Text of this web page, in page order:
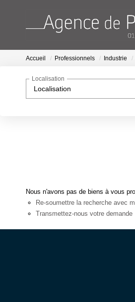
Accueil Professionnels Industrie
Localisation
Localisation
Nous n'avons pas de biens à vous
Re-soumettre la recherche avec
Transmettez-nous votre demande